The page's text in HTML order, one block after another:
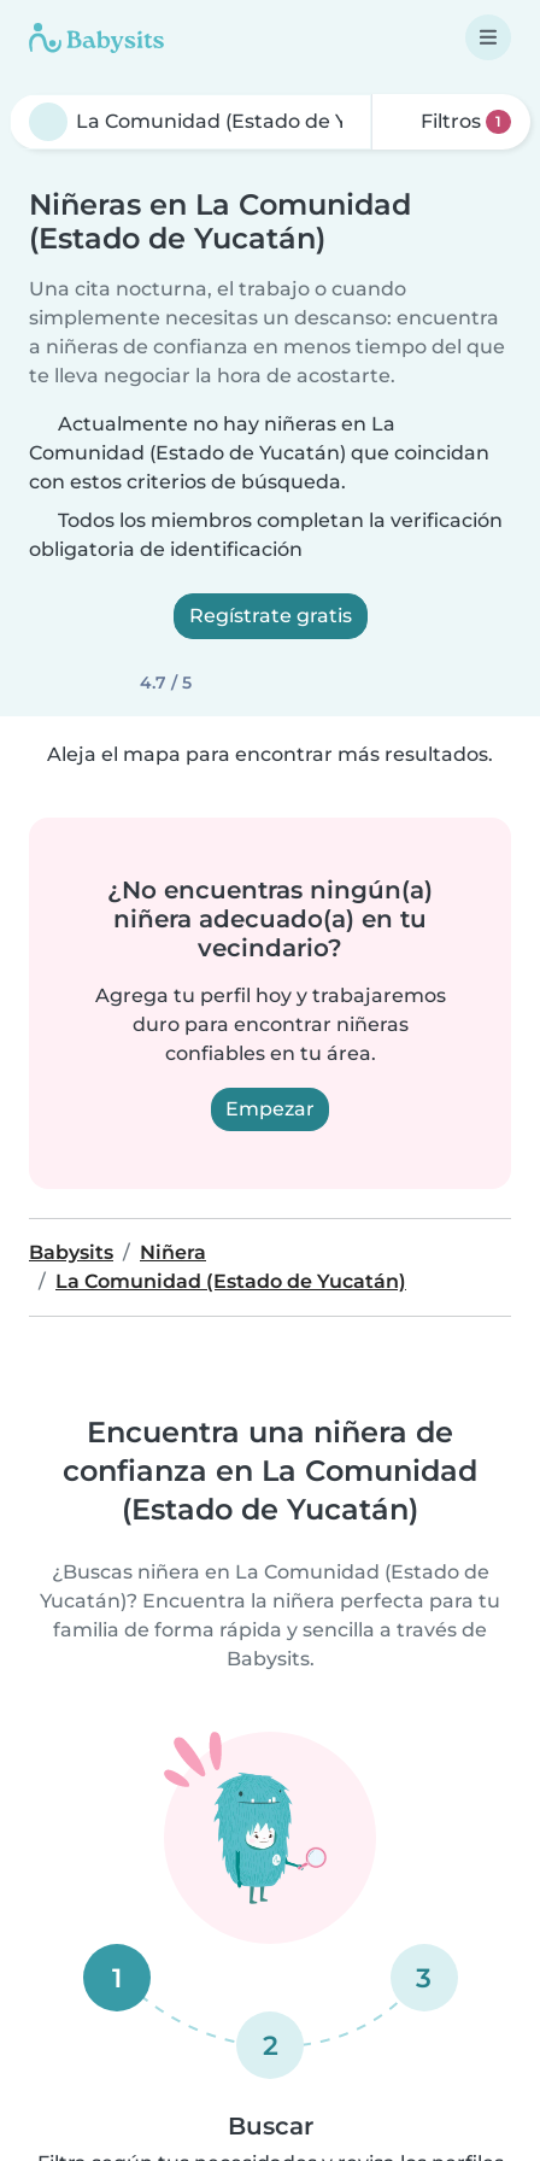
Filtros 1
Niñeras en La Comunidad
(Estado de Yucatán)
Una cita nocturna, el trabajo o cuando
simplemente necesitas un descanso: encuentra
a niñeras de confianza en menos tiempo del que
te lleva negociar la hora de acostarte.
Actualmente no hay niñeras en La
Comunidad (Estado de Yucatán) que coincidan
con estos criterios de búsqueda.
Todos los miembros completan la verificación
obligatoria de identificación
Regístrate gratis
4.7 / 5
Aleja el mapa para encontrar más resultados.
¿No encuentras ningún(a)
niñera adecuado(a) en tu
vecindario?
Agrega tu perfil hoy y trabajaremos
duro para encontrar niñeras
confiables en tu área.
Empezar
Babysits
Niñera
La Comunidad (Estado de Yucatán)
Encuentra una niñera de
confianza en La Comunidad
(Estado de Yucatán)
¿Buscas niñera en La Comunidad (Estado de
Yucatán)? Encuentra la niñera perfecta para tu
familia de forma rápida y sencilla a través de
Babysits.
1
2
3
Buscar